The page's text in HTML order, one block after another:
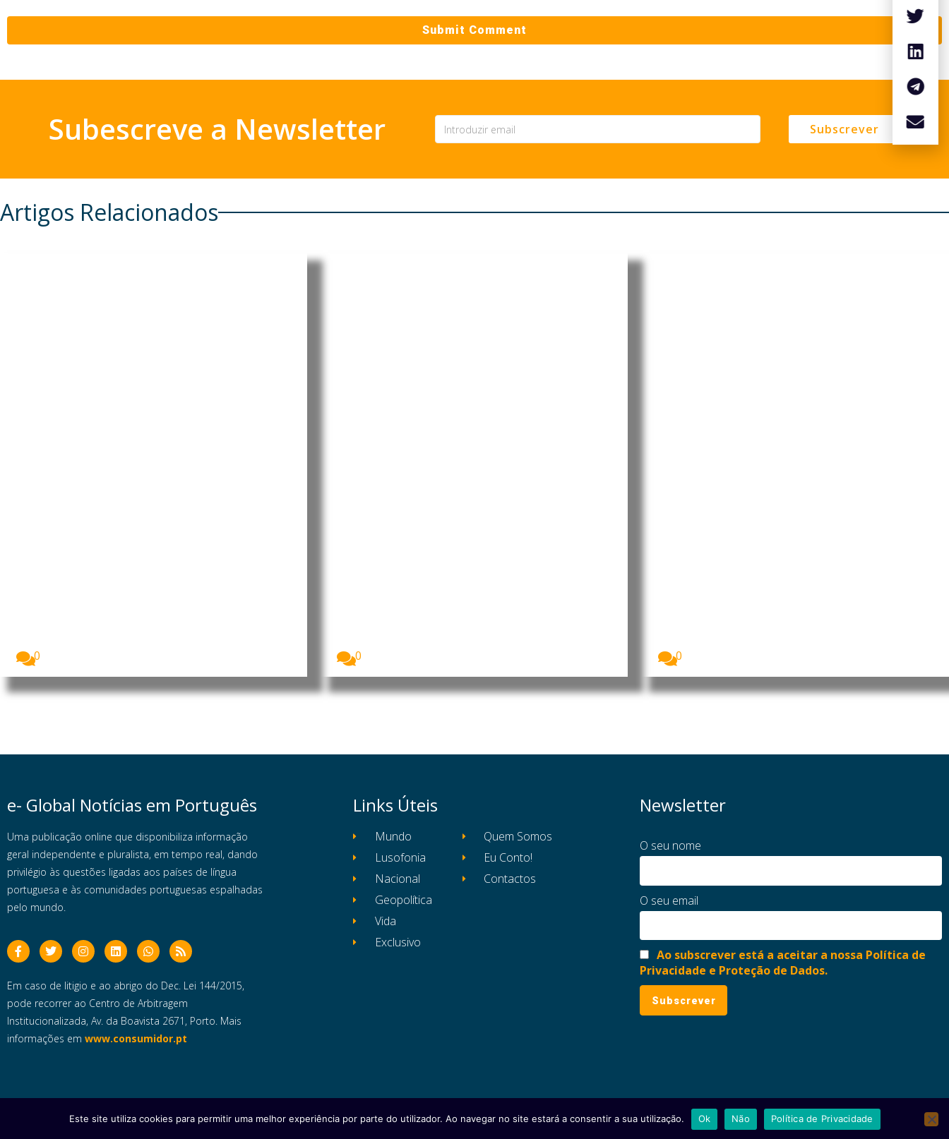
Subescreve a Newsletter Subscrever
Artigos Relacionados
0
0
0
e- Global Notícias em Português
Uma publicação online que disponibiliza informação
geral independente e pluralista, em tempo real, dando
privilégio às questões ligadas aos países de língua
portuguesa e às comunidades portuguesas espalhadas
pelo mundo.
Em caso de litigio e ao abrigo do Dec. Lei 144/2015,
pode recorrer ao Centro de Arbitragem
Institucionalizada, Av. da Boavista 2671, Porto. Mais
informações em www.consumidor.pt
Links Úteis
Mundo
Lusofonia
Nacional
Geopolítica
Vida
Exclusivo
Quem Somos
Eu Conto!
Contactos
Newsletter
O seu nome
O seu email
Ao subscrever está a aceitar a nossa Política de
Privacidade e Proteção de Dados.
Copyright © 2025 e- Global Notícias em Português | Todos os direitos reservados Ficha Técnica Estatuto Editorial Política de Privacidade e Proteção de Dados
Este site utiliza cookies para permitir uma melhor experiência por parte do utilizador. Ao navegar no site estará a consentir a sua utilização. Ok Não Política de Privacidade